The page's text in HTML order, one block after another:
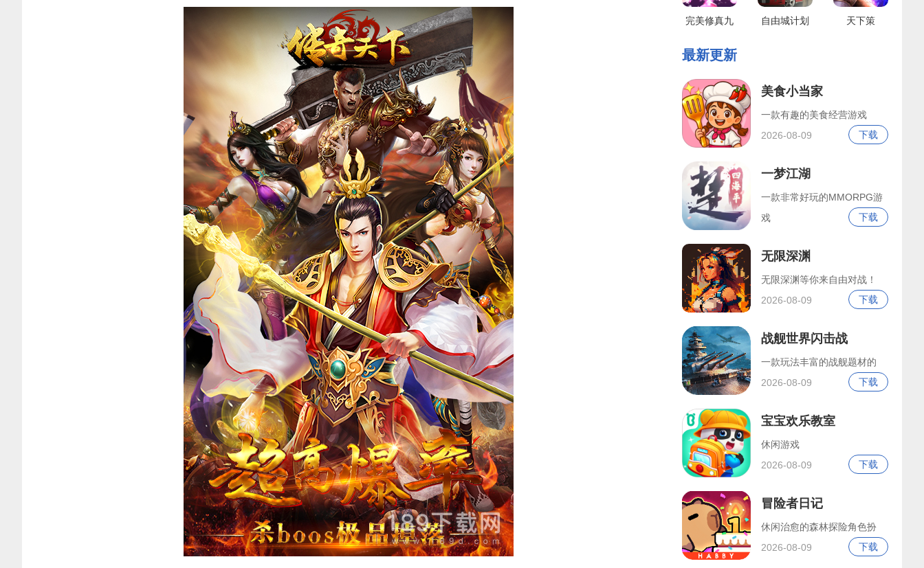
完美修真九
自由城计划 天下策
最新更新
美食小当家
一款有趣的美食经营游戏
2026-08-09
下载
一梦江湖
一款非常好玩的MMORPG游
戏
下载
无限深渊
无限深渊等你来自由对战！
2026-08-09
下载
战舰世界闪击战
一款玩法丰富的战舰题材的
2026-08-09
下载
宝宝欢乐教室
休闲游戏
2026-08-09
下载
冒险者日记
休闲治愈的森林探险角色扮
2026-08-09
下载